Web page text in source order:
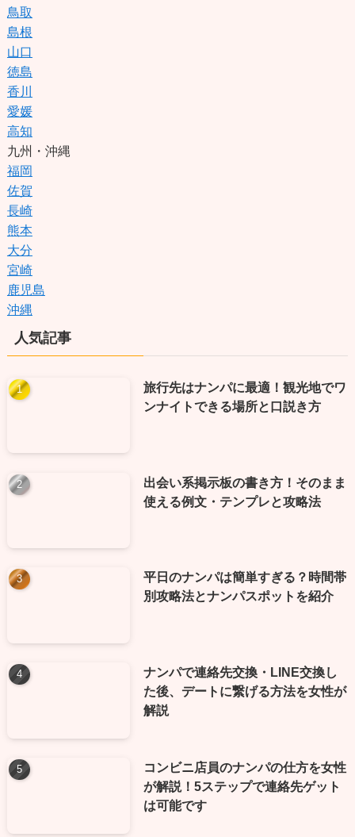
鳥取
島根
山口
徳島
香川
愛媛
高知
九州・沖縄
福岡
佐賀
長崎
熊本
大分
宮崎
鹿児島
沖縄
人気記事
旅行先はナンパに最適！観光地でワ
ンナイトできる場所と口説き方
出会い系掲示板の書き方！そのまま
使える例文・テンプレと攻略法
平日のナンパは簡単すぎる？時間帯
別攻略法とナンパスポットを紹介
ナンパで連絡先交換・LINE交換し
た後、デートに繋げる方法を女性が
解説
コンビニ店員のナンパの仕方を女性
が解説！5ステップで連絡先ゲット
は可能です